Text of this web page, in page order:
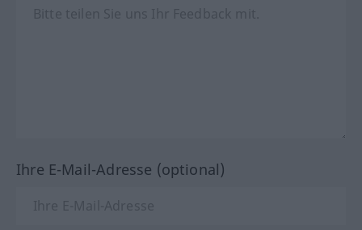
Ihre E-Mail-Adresse (optional)